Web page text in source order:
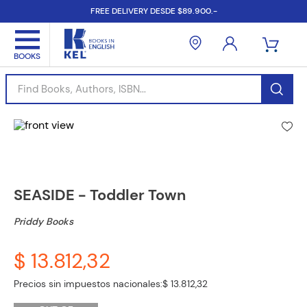
FREE DELIVERY DESDE $89.900.-
Find Books, Authors, ISBN...
SEASIDE - Toddler Town
Priddy Books
$ 13.812,32
Precios sin impuestos nacionales:$ 13.812,32